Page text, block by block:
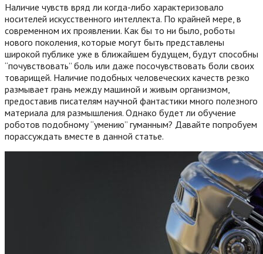
Наличие чувств вряд ли когда-либо характеризовало
носителей искусственного интеллекта. По крайней мере, в
современном их проявлении. Как бы то ни было, роботы
нового поколения, которые могут быть представлены
широкой публике уже в ближайшем будущем, будут способны
“почувствовать” боль или даже посочувствовать боли своих
товарищей. Наличие подобных человеческих качеств резко
размывает грань между машиной и живым организмом,
предоставив писателям научной фантастики много полезного
материала для размышления. Однако будет ли обучение
роботов подобному “умению” гуманным? Давайте попробуем
порассуждать вместе в данной статье.